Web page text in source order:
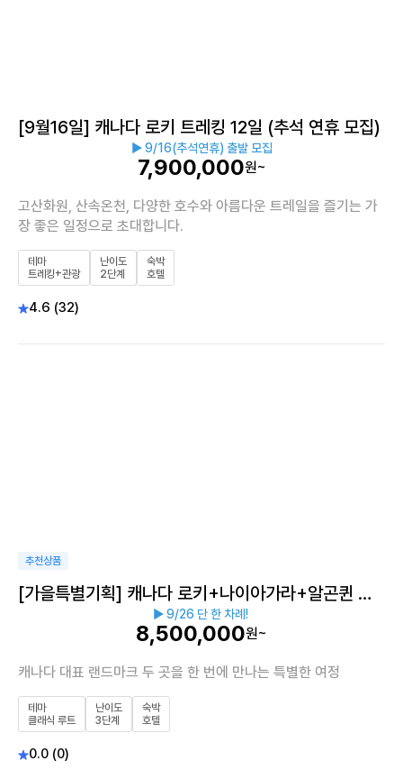
[9월16일] 캐나다 로키 트레킹 12일 (추석 연휴 모집)
▶ 9/16(추석연휴) 출발 모집
7,900,000원~
고산화원, 산속온천, 다양한 호수와 아름다운 트레일을 즐기는 가
장 좋은 일정으로 초대합니다.
테마
트레킹+관광
난이도
2단계
숙박
호텔
4.6 (32)
추천상품
[가을특별기획] 캐나다 로키+나이아가라+알곤퀸 트
▶ 9/26 단 한 차례!
8,500,000원~
캐나다 대표 랜드마크 두 곳을 한 번에 만나는 특별한 여정
테마
클래식 루트
난이도
3단계
숙박
호텔
0.0 (0)